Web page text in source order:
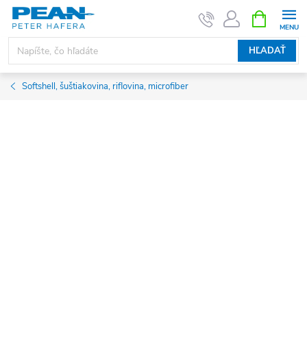
Prejsť
obsah
HĽADAŤ
KOŠÍK
Softshell, šuštiakovina, riflovina, microfiber